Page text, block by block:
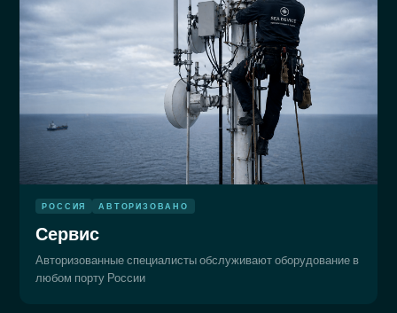
РОССИЯ АВТОРИЗОВАНО
Сервис
Авторизованные специалисты обслуживают оборудование в
любом порту России